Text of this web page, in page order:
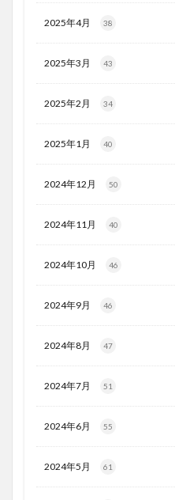
2025年4月 38
2025年3月 43
2025年2月 34
2025年1月 40
2024年12月 50
2024年11月 40
2024年10月 46
2024年9月 46
2024年8月 47
2024年7月 51
2024年6月 55
2024年5月 61